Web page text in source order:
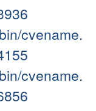
cvename.
cvename.